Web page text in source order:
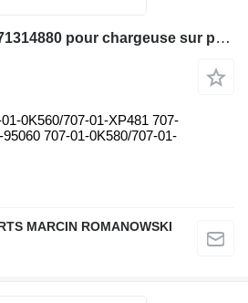
Vérin hydraulique 7071314880 pour chargeuse sur pneus Komatsu WA480 WA500 WA600
0K560/707-01-XP481 707-
707-01-0K580/707-01-
MARCIN ROMANOWSKI